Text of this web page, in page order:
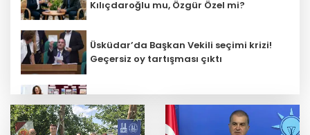
Kılıçdaroğlu mu, Özgür Özel mi?
Üsküdar’da Başkan Vekili seçimi krizi!
Geçersiz oy tartışması çıktı
açıklandı